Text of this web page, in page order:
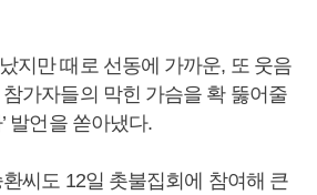
지만 때로 선동에 가까운, 또 웃음
가자들의 막힌 가슴을 확 뚫어줄
발언을 쏟아냈다.
씨도 12일 촛불집회에 참여해 큰